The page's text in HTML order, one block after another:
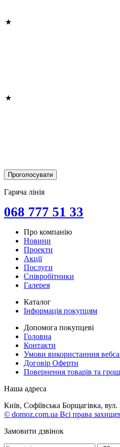
Гаряча лінія
068 777 51 33
Про компанію
Новини
Проекти
Акції
Послуги
Співробітники
Галерея
Каталог
Інформація покупцям
Допомога покупцеві
Головна
Контакти
Умови використанння
Договір Оферти
Повернення товарів та
Наша адреса
Київ, Софіївська Борщагівка,
© domoz.com.ua Всі права
Замовити дзвінок